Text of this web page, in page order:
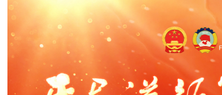
中国成功发射第五十九颗、六十颗北斗导航卫星
雷军，中国新首富！
加快内外贸一体化发展 帮助企业“两条腿”走路——
2024年世界互联网大会乌镇峰会11月举行
淮安市城管局：“城管蓝”化身"园丁绿" 服务一线显